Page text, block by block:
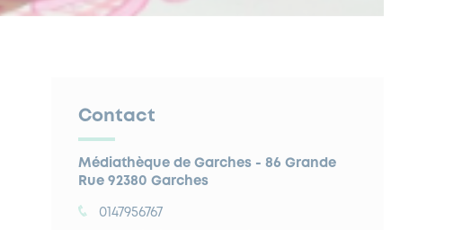
Contact
Médiathèque de Garches - 86 Grande
Rue 92380 Garches
0147956767